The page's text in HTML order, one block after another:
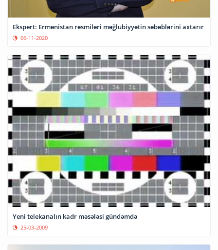
Ekspert: Ermənistan rəsmiləri məğlubiyyətin səbəblərini axtarır
06-11-2020
Yeni telekanalın kadr məsələsi gündəmdə
25-03-2009